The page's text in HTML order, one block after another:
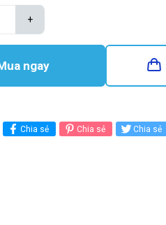
+
ngay
Chia sẻ Chia sẻ Chia sẻ